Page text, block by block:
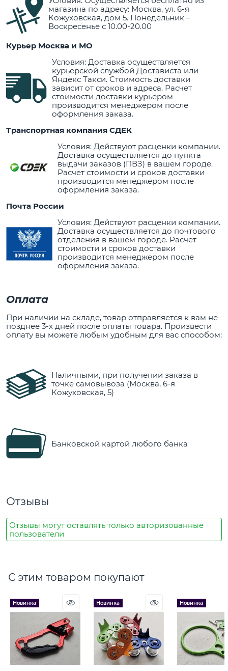
магазина по адресу: Москва, ул. 6-я
Кожуховская, дом 5. Понедельник –
Воскресенье с 10.00-20.00
Курьер Москва и МО
Условия: Доставка осуществляется
курьерской службой Достависта или
Яндекс Такси. Стоимость доставки
зависит от сроков и адреса. Расчет
стоимости доставки курьером
производится менеджером после
оформления заказа.
Транспортная компания СДЕК
Условия: Действуют расценки компании.
Доставка осуществляется до пункта
выдачи заказов (ПВЗ) в вашем городе.
Расчет стоимости и сроков доставки
производится менеджером после
оформления заказа.
Почта России
Условия: Действуют расценки компании.
Доставка осуществляется до почтового
отделения в вашем городе. Расчет
стоимости и сроков доставки
производится менеджером после
оформления заказа.
Оплата
При наличии на складе, товар отправляется к вам не
позднее 3-х дней после оплаты товара. Произвести
оплату вы можете любым удобным для вас способом:
Наличными, при получении заказа в
точке самовывоза (Москва, 6-я
Кожуховская, 5)
Банковской картой любого банка
Отзывы
Отзывы могут оставлять только авторизованные
пользователи
С этим товаром покупают
Новинка Новинка Новинка